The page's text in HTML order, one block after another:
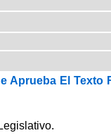
Aprueba El